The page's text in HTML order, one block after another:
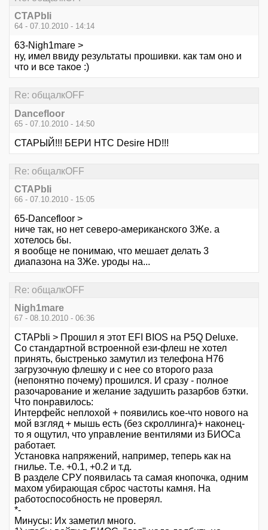
CTAPbIi
64 - 07.10.2010 - 14:14
63-Nigh1mare >
ну, имел ввиду результаты прошивки. как там оно и
что и все такое :)
Re: общалкOFF
Dancefloor
65 - 07.10.2010 - 14:50
СТАРЫЙ!!! БЕРИ HTC Desire HD!!!
Re: общалкOFF
CTAPbIi
66 - 07.10.2010 - 15:05
65-Dancefloor >
ниче так, но нет северо-американского 3Же. а
хотелось бы.
я вообще не понимаю, что мешает делать 3
диапазона на 3Же. уроды на...
Re: общалкOFF
Nigh1mare
67 - 08.10.2010 - 06:36
CTAPbIi > Прошил я этот EFI BIOS на P5Q Deluxe.
Со стандартной встроенной ези-флеш не хотел
принять, быстренько замутил из телефона Н76
загрузочную флешку и с нее со второго раза
(непонятно почему) прошился. И сразу - полное
разочарование и желание задушить разарбов бэтки.
Что понравилось:
Интерфейс неплохой + появились кое-что нового на
мой взгляд + мышь есть (без скроллинга)+ наконец-
то я ощутил, что управление вентилями из БИОСа
работает.
Установка напряжений, например, теперь как на
гнилье. Т.е. +0.1, +0.2 и т.д.
В разделе СРУ появилась та самая кнопочка, одним
махом убирающая сброс частоты камня. На
работоспособность не проверял.
*-
Минусы: Их заметил много.